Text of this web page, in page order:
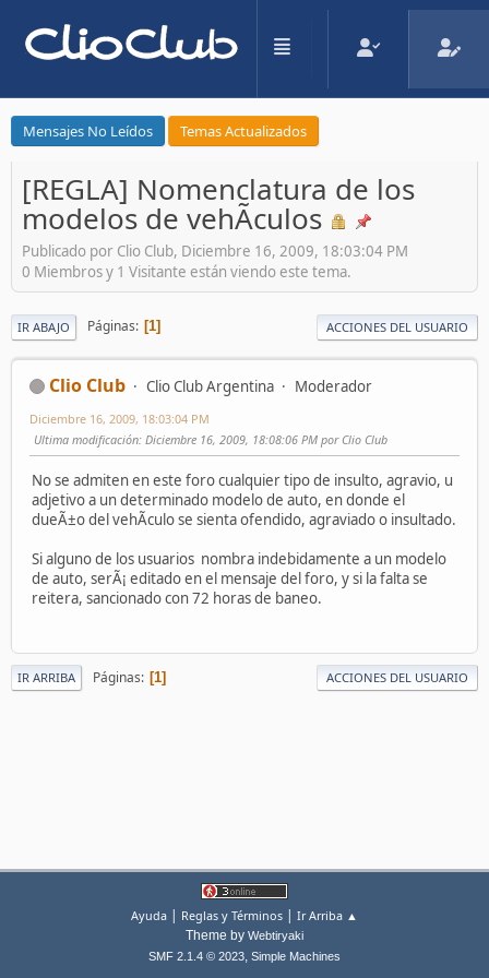
Mensajes No Leídos Temas Actualizados
[REGLA] Nomenclatura de los
modelos de vehÃ­culos
Publicado por Clio Club, Diciembre 16, 2009, 18:03:04 PM
0 Miembros y 1 Visitante están viendo este tema.
IR ABAJO Páginas 1 ACCIONES DEL USUARIO
Clio Club Clio Club Argentina Moderador
Diciembre 16, 2009, 18:03:04 PM
Ultima modificación: Diciembre 16, 2009, 18:08:06 PM por Clio Club
No se admiten en este foro cualquier tipo de insulto, agravio, u
adjetivo a un determinado modelo de auto, en donde el
dueÃ±o del vehÃ­culo se sienta ofendido, agraviado o insultado.
Si alguno de los usuarios nombra indebidamente a un modelo
de auto, serÃ¡ editado en el mensaje del foro, y si la falta se
reitera, sancionado con 72 horas de baneo.
IR ARRIBA Páginas 1 ACCIONES DEL USUARIO
Ayuda | Reglas y Términos | Ir Arriba ▲
Theme by Webtiryaki
SMF 2.1.4 © 2023, Simple Machines